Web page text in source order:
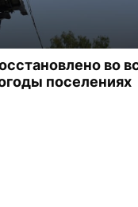
во
поселениях